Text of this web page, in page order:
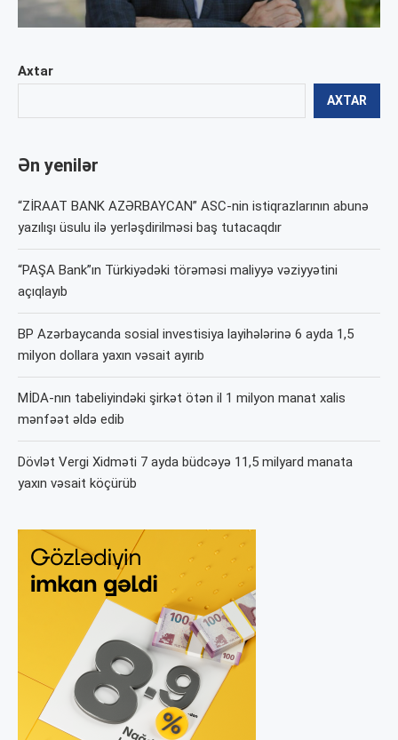
Axtar
AXTAR
Ən yenilər
“ZİRAAT BANK AZƏRBAYCAN” ASC-nin istiqrazlarının abunə
yazılışı üsulu ilə yerləşdirilməsi baş tutacaqdır
“PAŞA Bank”ın Türkiyədəki törəməsi maliyyə vəziyyətini
açıqlayıb
BP Azərbaycanda sosial investisiya layihələrinə 6 ayda 1,5
milyon dollara yaxın vəsait ayırıb
MİDA-nın tabeliyindəki şirkət ötən il 1 milyon manat xalis
mənfəət əldə edib
Dövlət Vergi Xidməti 7 ayda büdcəyə 11,5 milyard manata
yaxın vəsait köçürüb